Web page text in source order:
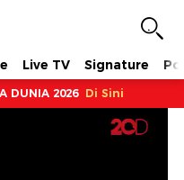
Live TV Signature
DUNIA 2026 Di Sini